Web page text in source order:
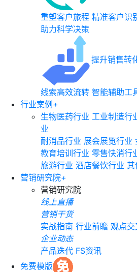
重塑客户旅程 精准客户识
助力科学决策
提升销售转
线索高效流转 智能辅助工
行业案例 +
生物医药行业 工业制造行
业
耐消品行业 展会展览行业
教育培训行业 零售快消行
旅游行业 酒店餐饮行业 其
营销研究院+
营销研究院
线上直播
营销干货
实战指南 行业前瞻 观点交
企业动态
产品迭代 FS资讯
免费模版